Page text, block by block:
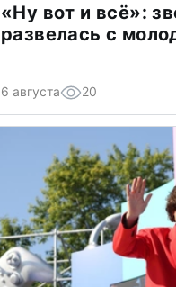
«Ну вот и всё»:
развелась с
6 августа 20